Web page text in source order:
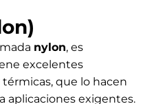
nylon, es
excelentes
que lo hacen
aplicaciones exigentes.